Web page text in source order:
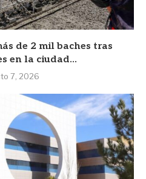
de 2 mil baches tras
en la ciudad...
7, 2026